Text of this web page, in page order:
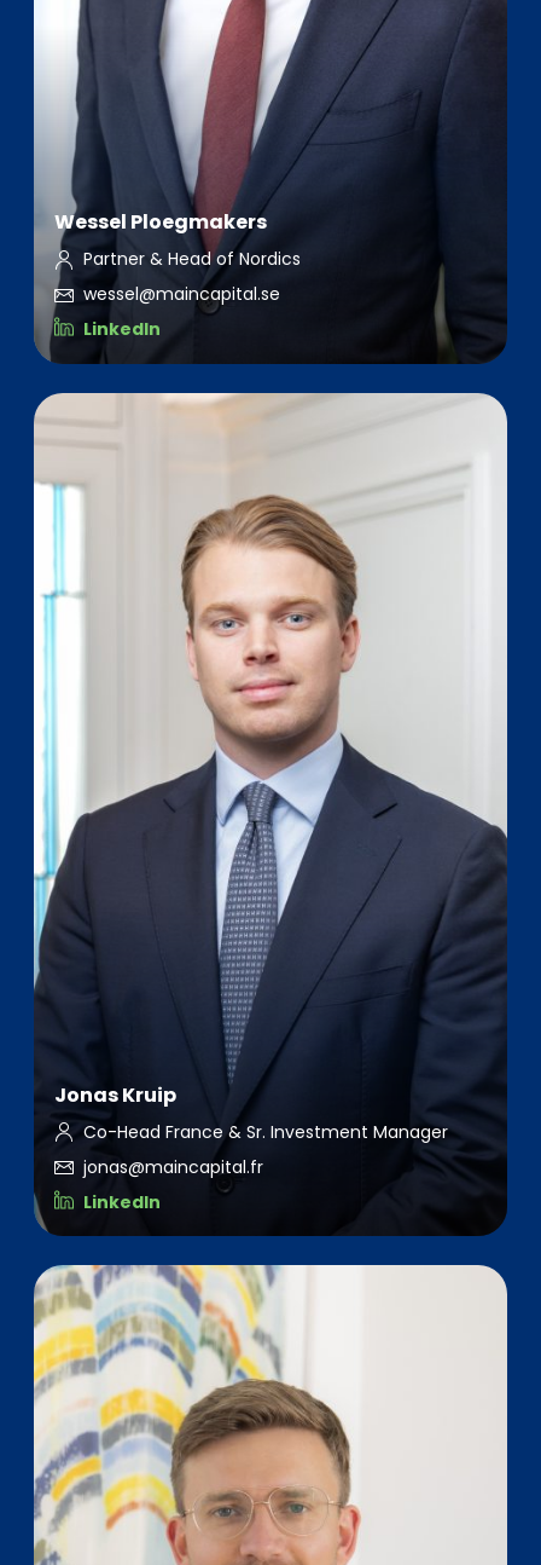
Wessel Ploegmakers
Partner & Head of Nordics
wessel@maincapital.se
LinkedIn
Jonas Kruip
Co-Head France & Sr. Investment Manager
jonas@maincapital.fr
LinkedIn